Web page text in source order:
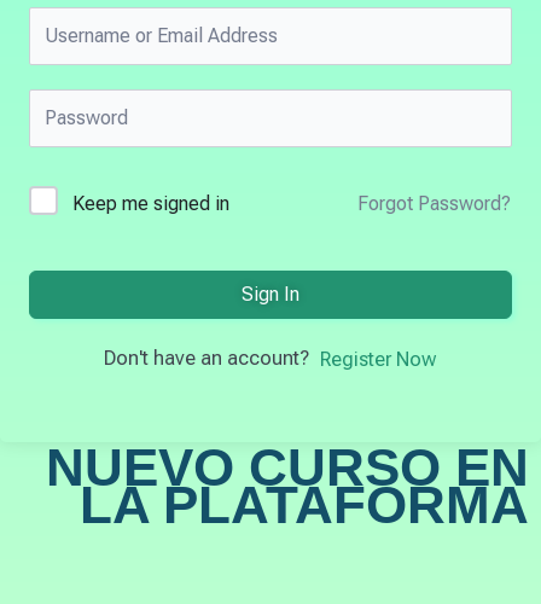
Keep me signed in Forgot Password?
Sign In
Don't have an account? Register Now
NUEVO CURSO EN
LA PLATAFORMA